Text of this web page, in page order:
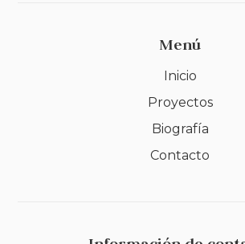
Menú
Inicio
Proyectos
Biografía
Contacto